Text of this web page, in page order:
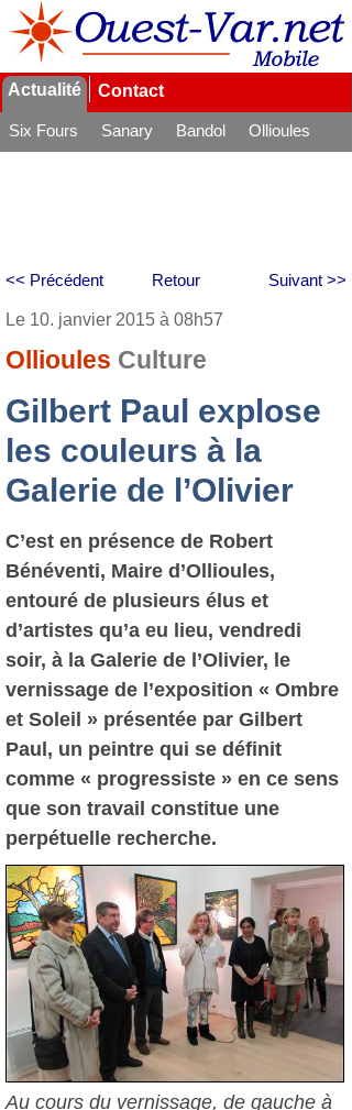
Actualité Contact
Six Fours Sanary Bandol
Ollioules
Retour
<< Précédent Suivant >>
Le 10. janvier 2015 à 08h57
Ollioules Culture
Gilbert Paul explose
les couleurs à la
Galerie de l’Olivier
C’est en présence de Robert
Bénéventi, Maire d’Ollioules,
entouré de plusieurs élus et
d’artistes qu’a eu lieu, vendredi
soir, à la Galerie de l’Olivier, le
vernissage de l’exposition « Ombre
et Soleil » présentée par Gilbert
Paul, un peintre qui se définit
comme « progressiste » en ce sens
que son travail constitue une
perpétuelle recherche.
Au cours du vernissage, de gauche à